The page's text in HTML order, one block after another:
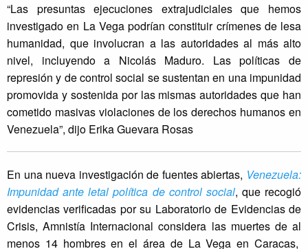
“Las presuntas ejecuciones extrajudiciales que hemos
investigado en La Vega podrían constituir crímenes de lesa
humanidad, que involucran a las autoridades al más alto
nivel, incluyendo a Nicolás Maduro. Las políticas de
represión y de control social se sustentan en una impunidad
promovida y sostenida por las mismas autoridades que han
cometido masivas violaciones de los derechos humanos en
Venezuela”, dijo Erika Guevara Rosas
En una nueva investigación de fuentes abiertas, Venezuela:
Impunidad ante letal política de control social, que recogió
evidencias verificadas por su Laboratorio de Evidencias de
Crisis, Amnistía Internacional considera las muertes de al
menos 14 hombres en el área de La Vega en Caracas,